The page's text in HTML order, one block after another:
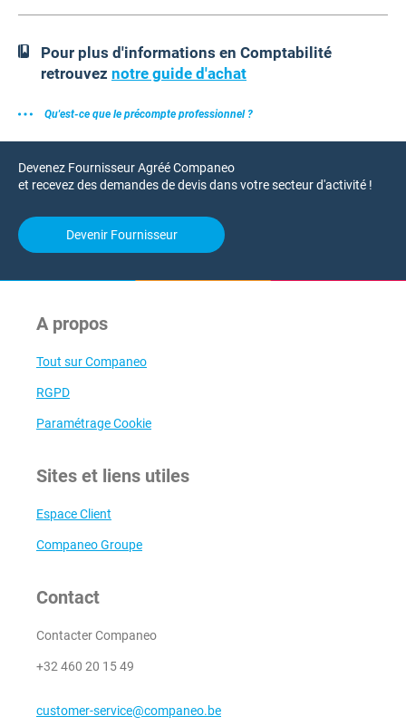
Pour plus d'informations en Comptabilité
retrouvez notre guide d'achat
Qu'est-ce que le précompte professionnel ?
Devenez Fournisseur Agréé Companeo
et recevez des demandes de devis dans votre secteur d'activité !
Devenir Fournisseur
A propos
Tout sur Companeo
RGPD
Paramétrage Cookie
Sites et liens utiles
Espace Client
Companeo Groupe
Contact
Contacter Companeo
+32 460 20 15 49
customer-service@companeo.be